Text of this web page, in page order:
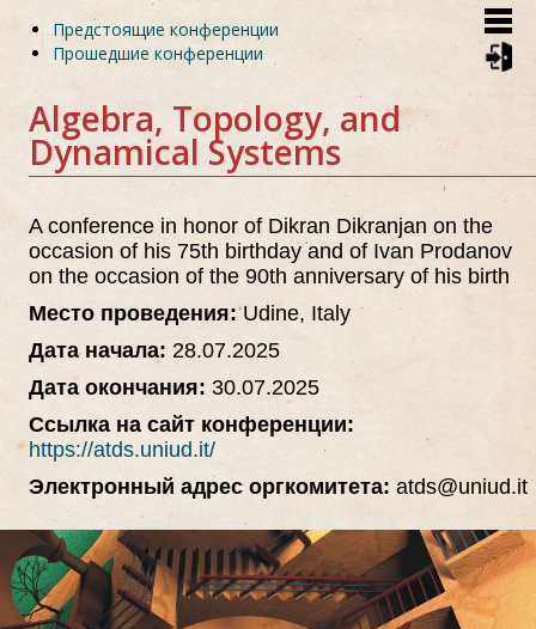
Skip
main
Предстоящие конференции
Прошедшие конференции
Algebra, Topology, and
Dynamical Systems
A conference in honor of Dikran Dikranjan on the
occasion of his 75th birthday and of Ivan Prodanov
on the occasion of the 90th anniversary of his birth
Место проведения: Udine, Italy
Дата начала: 28.07.2025
Дата окончания: 30.07.2025
Ссылка на сайт конференции:
https://atds.uniud.it/
Электронный адрес оргкомитета: atds@uniud.it